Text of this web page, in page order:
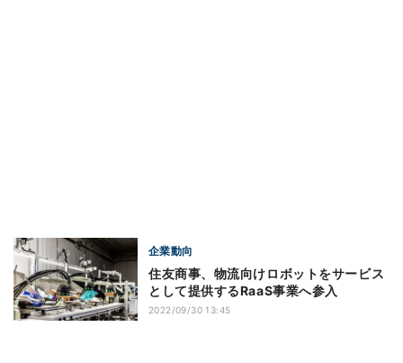
企業動向
住友商事、物流向けロボットをサービス
として提供するRaaS事業へ参入
2022/09/30 13:45